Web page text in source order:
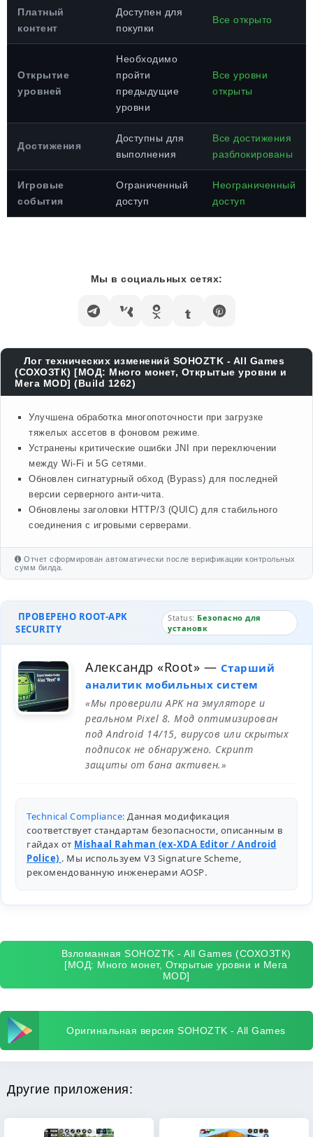
Платный
контент
Доступен для
покупки
Все открыто
Открытие
уровней
Необходимо
пройти
предыдущие
уровни
Все уровни
открыты
Достижения
Доступны для
выполнения
Все достижения
разблокированы
Игровые
события
Ограниченный
доступ
Неограниченный
доступ
Мы в социальных сетях:
Лог технических изменений SOHOZTK - All Games
(СОХОЗТК) [МОД: Много монет, Открытые уровни и
Мега MOD] (Build 1262)
Улучшена обработка многопоточности при загрузке
тяжелых ассетов в фоновом режиме.
Устранены критические ошибки JNI при переключении
между Wi-Fi и 5G сетями.
Обновлен сигнатурный обход (Bypass) для последней
версии серверного анти-чита.
Обновлены заголовки HTTP/3 (QUIC) для стабильного
соединения с игровыми серверами.
Отчет сформирован автоматически после верификации контрольных
сумм билда.
ПРОВЕРЕНО ROOT-APK
SECURITY
Status: Безопасно для
установк
Александр «Root» — Старший
аналитик мобильных систем
«Мы проверили APK на эмуляторе и
реальном Pixel 8. Мод оптимизирован
под Android 14/15, вирусов или скрытых
подписок не обнаружено. Скрипт
защиты от бана активен.»
Technical Compliance: Данная модификация
соответствует стандартам безопасности, описанным в
гайдах от Mishaal Rahman (ex-XDA Editor / Android
Police) . Мы используем V3 Signature Scheme,
рекомендованную инженерами AOSP.
Взломанная SOHOZTK - All Games (СОХОЗТК)
[МОД: Много монет, Открытые уровни и Мега
MOD]
Оригинальная версия SOHOZTK - All Games
Другие приложения: